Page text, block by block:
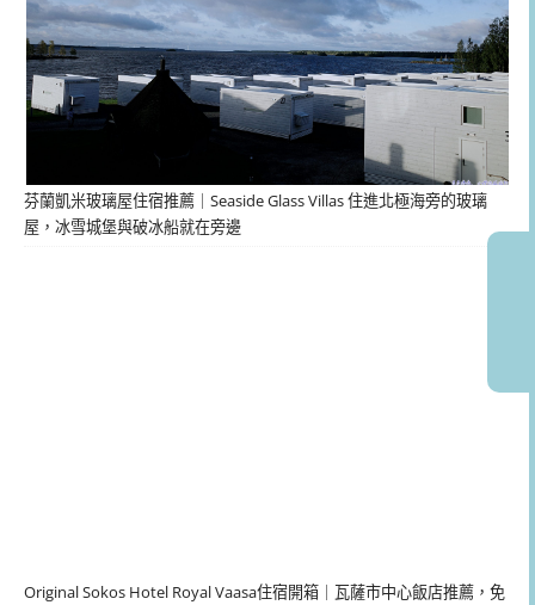
芬蘭凱米玻璃屋住宿推薦｜Seaside Glass Villas 住進北極海旁的玻璃
屋，冰雪城堡與破冰船就在旁邊
Original Sokos Hotel Royal Vaasa住宿開箱｜瓦薩市中心飯店推薦，免